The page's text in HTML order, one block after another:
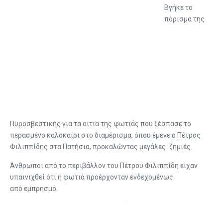
Βγήκε το
πόρισμα της
Πυροσβεστικής για τα αίτια της φωτιάς που ξέσπασε το
περασμένο καλοκαίρι στο διαμέρισμα, όπου έμενε ο Πέτρος
Φιλιππίδης στα Πατήσια, προκαλώντας μεγάλες ζημιές.
Άνθρωποι από το περιβάλλον του Πέτρου Φιλιππίδη είχαν
υπαινιχθεί ότι η φωτιά προέρχονταν ενδεχομένως
από εμπρησμό.